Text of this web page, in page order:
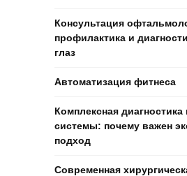
Консультация
профилактика и
глаз
Автоматизация фитнеса
Комплексная диагностика
системы: почему важен
подход
Современная